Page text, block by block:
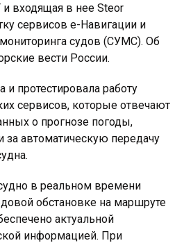
входящая в нее Steor
сервисов е-Навигации и
судов (СУМС). Об
вести России.
и протестировала работу
сервисов, которые отвечают
о прогнозе погоды,
за автоматическую передачу
в реальном времени
обстановке на маршруте
актуальной
информацией. При